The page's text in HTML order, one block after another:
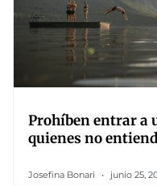
Prohíben entrar a
quienes no
Josefina Bonari junio 25,